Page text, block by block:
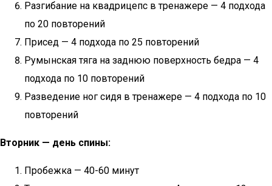
Разгибание на квадрицепс в тренажере — 4 подхода
по 20 повторений
Присед — 4 подхода по 25 повторений
Румынская тяга на заднюю поверхность бедра — 4
подхода по 10 повторений
Разведение ног сидя в тренажере — 4 подхода по 10
повторений
Вторник — день спины:
Пробежка — 40-60 минут